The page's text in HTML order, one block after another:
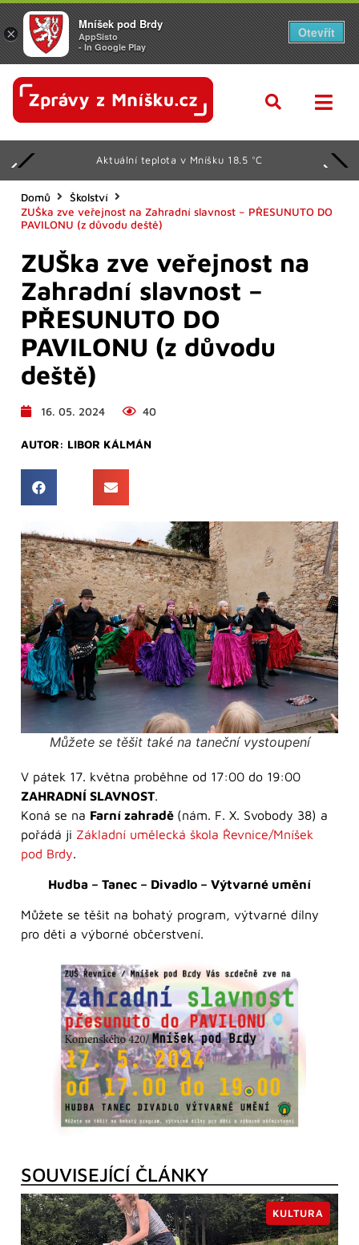
Aktuální teplota v Mníšku 18.5 °C
Domů
Školství
ZUŠka zve veřejnost na Zahradní slavnost – PŘESUNUTO DO
PAVILONU (z důvodu deště)
ZUŠka zve veřejnost na
Zahradní slavnost –
PŘESUNUTO DO
PAVILONU (z důvodu
deště)
16. 05. 2024 40
AUTOR: LIBOR KÁLMÁN
Můžete se těšit také na taneční vystoupení
V pátek 17. května proběhne od 17:00 do 19:00
ZAHRADNÍ SLAVNOST.
Koná se na Farní zahradě (nám. F. X. Svobody 38) a
pořádá ji Základní umělecká škola Řevnice/Mníšek
pod Brdy.
Hudba – Tanec – Divadlo – Výtvarné umění
Můžete se těšit na bohatý program, výtvarné dílny
pro děti a výborné občerstvení.
SOUVISEJÍCÍ ČLÁNKY
KULTURA
×
Mníšek pod Brdy
AppSisto
- In Google Play
Otevřít